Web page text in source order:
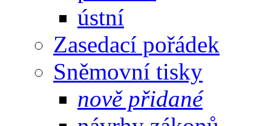
ústní
Zasedací pořádek
Sněmovní tisky
nově přidané